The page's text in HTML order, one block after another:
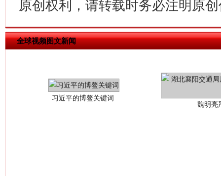
原创权利，请转载时务必注明原
全球视频图文新闻习近平的博鳌关键词
魏明亮